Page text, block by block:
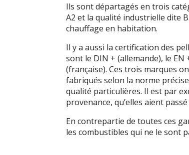
Ils sont départagés en trois
A2 et la qualité industrielle dite
chauffage en habitation.
Il y a aussi la certification des
sont le DIN + (allemande), le
(française). Ces trois marques
fabriqués selon la norme
qualité particulières. Il est par
provenance, qu’elles aient
En contrepartie de toutes ces
les combustibles qui ne le sont